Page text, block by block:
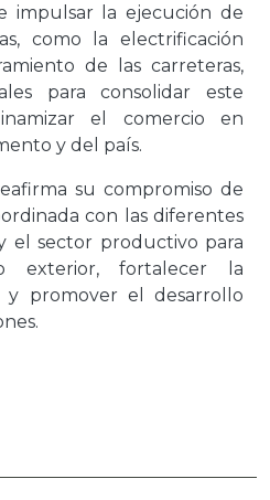
impulsar la ejecución de
como la electrificación
de las carreteras,
para consolidar este
el comercio en
y del país.
su compromiso de
con las diferentes
el sector productivo para
exterior, fortalecer la
y promover el desarrollo